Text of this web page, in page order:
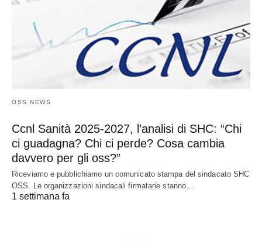
OSS NEWS
Ccnl Sanità 2025-2027, l’analisi di SHC: “Chi
ci guadagna? Chi ci perde? Cosa cambia
davvero per gli oss?”
Riceviamo e pubblichiamo un comunicato stampa del sindacato SHC
OSS. Le organizzazioni sindacali firmatarie stanno…
1 settimana fa